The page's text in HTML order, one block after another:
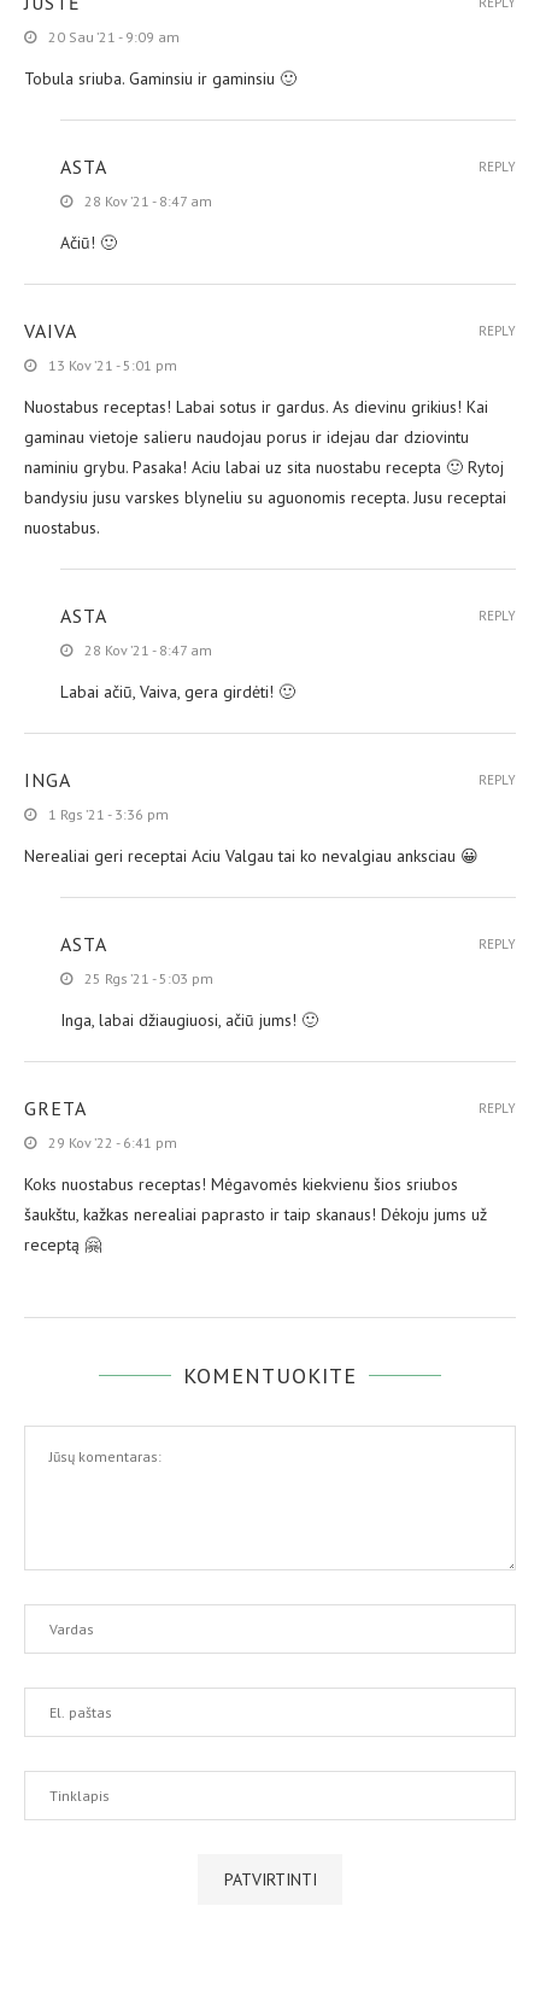
20 Sau ’21 - 9:09 am
Tobula sriuba. Gaminsiu ir gaminsiu 🙂
ASTA
28 Kov ’21 - 8:47 am
Ačiū! 🙂
REPLY
VAIVA
13 Kov ’21 - 5:01 pm
Nuostabus receptas! Labai sotus ir gardus. As dievinu grikius! Kai
gaminau vietoje salieru naudojau porus ir idejau dar dziovintu
naminiu grybu. Pasaka! Aciu labai uz sita nuostabu recepta 🙂 Rytoj
bandysiu jusu varskes blyneliu su aguonomis recepta. Jusu receptai
nuostabus.
REPLY
ASTA
28 Kov ’21 - 8:47 am
Labai ačiū, Vaiva, gera girdėti! 🙂
REPLY
INGA
1 Rgs ’21 - 3:36 pm
Nerealiai geri receptai Aciu Valgau tai ko nevalgiau anksciau 😀
REPLY
ASTA
25 Rgs ’21 - 5:03 pm
Inga, labai džiaugiuosi, ačiū jums! 🙂
REPLY
GRETA
29 Kov ’22 - 6:41 pm
Koks nuostabus receptas! Mėgavomės kiekvienu šios sriubos
šaukštu, kažkas nerealiai paprasto ir taip skanaus! Dėkoju jums už
receptą 🤗
REPLY
KOMENTUOKITE